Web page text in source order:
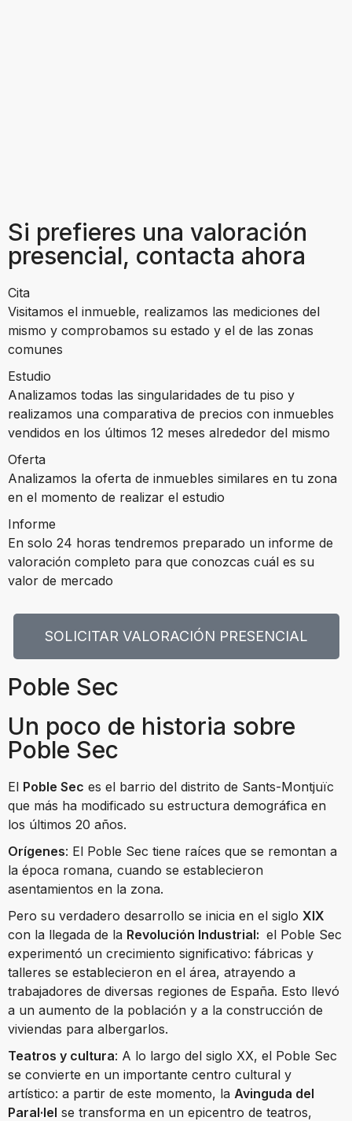
Si prefieres una valoración
presencial, contacta ahora
Cita
Visitamos el inmueble, realizamos las mediciones del
mismo y comprobamos su estado y el de las zonas
comunes
Estudio
Analizamos todas las singularidades de tu piso y
realizamos una comparativa de precios con inmuebles
vendidos en los últimos 12 meses alrededor del mismo
Oferta
Analizamos la oferta de inmuebles similares en tu zona
en el momento de realizar el estudio
Informe
En solo 24 horas tendremos preparado un informe de
valoración completo para que conozcas cuál es su
valor de mercado
SOLICITAR VALORACIÓN PRESENCIAL
Poble Sec
Un poco de historia sobre
Poble Sec
El Poble Sec es el barrio del distrito de Sants-Montjuïc
que más ha modificado su estructura demográfica en
los últimos 20 años.
Orígenes: El Poble Sec tiene raíces que se remontan a
la época romana, cuando se establecieron
asentamientos en la zona.
Pero su verdadero desarrollo se inicia en el siglo XIX
con la llegada de la Revolución Industrial: el Poble Sec
experimentó un crecimiento significativo: fábricas y
talleres se establecieron en el área, atrayendo a
trabajadores de diversas regiones de España. Esto llevó
a un aumento de la población y a la construcción de
viviendas para albergarlos.
Teatros y cultura: A lo largo del siglo XX, el Poble Sec
se convierte en un importante centro cultural y
artístico: a partir de este momento, la Avinguda del
Paral·lel se transforma en un epicentro de teatros,